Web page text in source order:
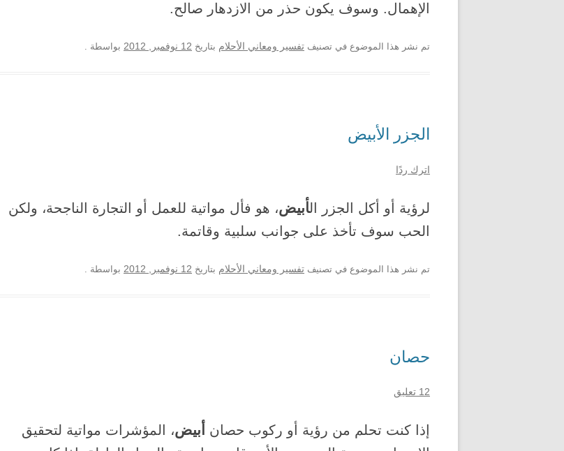
الإهمال. وسوف يكون حذر من الازدهار صالح.
تم نشر هذا الموضوع في تصنيف تفسير ومعاني الأحلام بتاريخ 12 نوفمبر, 2012 بواسطة .
الجزر الأبيض
اترك ردًا
لرؤية أو أكل الجزر الأبيض، هو فأل مواتية للعمل أو التجارة الناجحة، ولكن
الحب سوف تأخذ على جوانب سلبية وقاتمة.
تم نشر هذا الموضوع في تصنيف تفسير ومعاني الأحلام بتاريخ 12 نوفمبر, 2012 بواسطة .
حصان
12 تعليق
إذا كنت تحلم من رؤية أو ركوب حصان أبيض، المؤشرات مواتية لتحقيق